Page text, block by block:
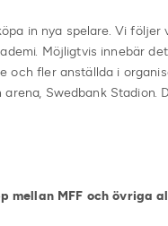
in nya spelare. Vi följer
Möjligtvis innebär
och fler anställda i
Swedbank Stadion.
MFF och övriga